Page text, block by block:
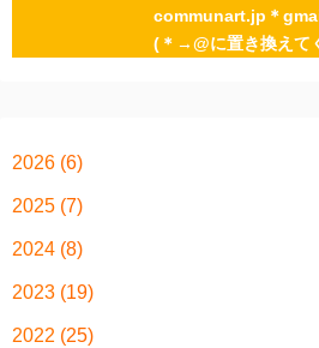
communart.jp＊
(＊→@に置き換えて
2026 (6)
2025 (7)
2024 (8)
2023 (19)
2022 (25)